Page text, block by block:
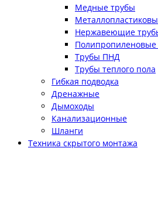
Медные трубы
Нержавеющие
Полипропиленовые
Трубы ПНД
Трубы теплого пола
Гибкая подводка
Дренажные
Дымоходы
Канализационные
Шланги
Техника скрытого монтажа